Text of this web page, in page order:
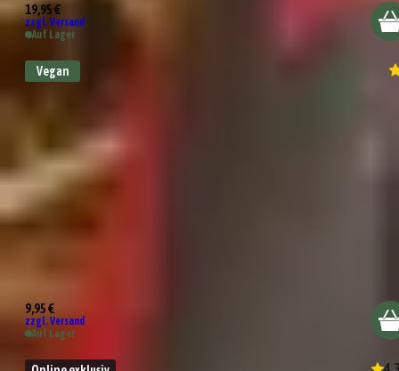
19,95 €
zzgl. Versand
Auf Lager
Vegan
9,95 €
zzgl. Versand
Auf Lager